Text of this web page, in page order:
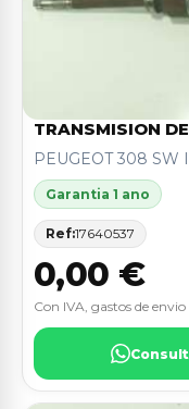
TRANSMISION
PEUGEOT 308 SW
Garantia 1 ano
Ref:17640537
0,00 €
Con IVA, gastos de